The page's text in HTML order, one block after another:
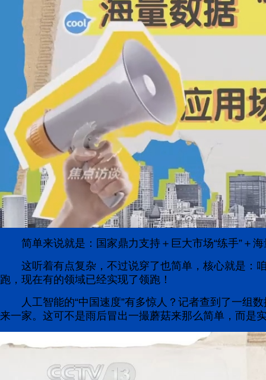
简单来说就是：国家鼎力支持＋巨大市场“练手”＋
这听着有点复杂，不过说穿了也简单，核心就是：
跑，现在有的领域已经实现了领跑！
人工智能的“中国速度”有多惊人？记者查到了一组
来一家。这可不是雨后冒出一撮蘑菇来那么简单，而是